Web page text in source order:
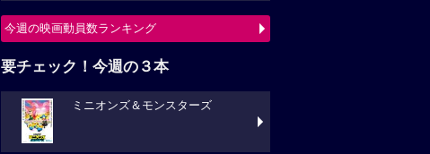
今週の映画動員数ランキング
要チェック！今週の３本
ミニオンズ＆モンスターズ